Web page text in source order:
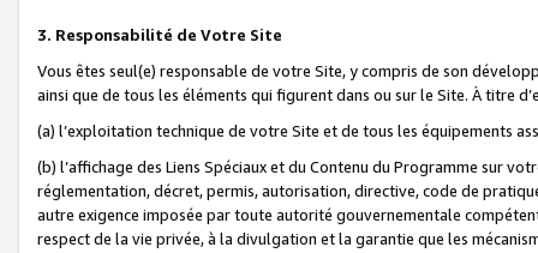
3. Responsabilité de Votre Site
Vous êtes seul(e) responsable de votre Site, y compris de son
ainsi que de tous les éléments qui figurent dans ou sur le Site. À titre
(a) l’exploitation technique de votre Site et de tous les équipements
(b) l’affichage des Liens Spéciaux et du Contenu du Programme sur
réglementation, décret, permis, autorisation, directive, code de
autre exigence imposée par toute autorité gouvernementale
respect de la vie privée, à la divulgation et la garantie que les